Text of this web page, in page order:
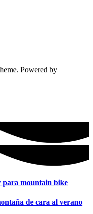
Powered by
para mountain bike
de cara al verano